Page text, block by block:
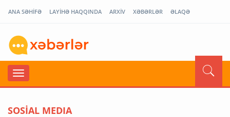
ANA SƏHİFƏ LAYİHƏ HAQQINDA ARXİV XƏBƏRLƏR ƏLAQƏ
SOSİAL MEDIA